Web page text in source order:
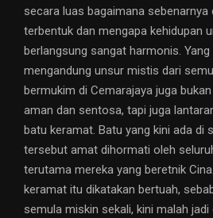
secara luas bagaimana sebenarnya
terbentuk dan mengapa kehidupan
berlangsung sangat harmonis. Yang
mengandung unsur mistis dari
bermukim di Cemarajaya juga
aman dan sentosa, tapi juga
batu keramat. Batu yang kini ada di
tersebut amat dihormati oleh
terutama mereka yang beretnik
keramat itu dikatakan bertuah,
semula miskin sekali, kini malah